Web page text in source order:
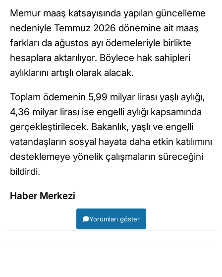
Memur maaş katsayısında yapılan güncelleme
nedeniyle Temmuz 2026 dönemine ait maaş
farkları da ağustos ayı ödemeleriyle birlikte
hesaplara aktarılıyor. Böylece hak sahipleri
aylıklarını artışlı olarak alacak.
Toplam ödemenin 5,99 milyar lirası yaşlı aylığı,
4,36 milyar lirası ise engelli aylığı kapsamında
gerçekleştirilecek. Bakanlık, yaşlı ve engelli
vatandaşların sosyal hayata daha etkin katılımını
desteklemeye yönelik çalışmaların süreceğini
bildirdi.
Haber Merkezi
Yorumları göster